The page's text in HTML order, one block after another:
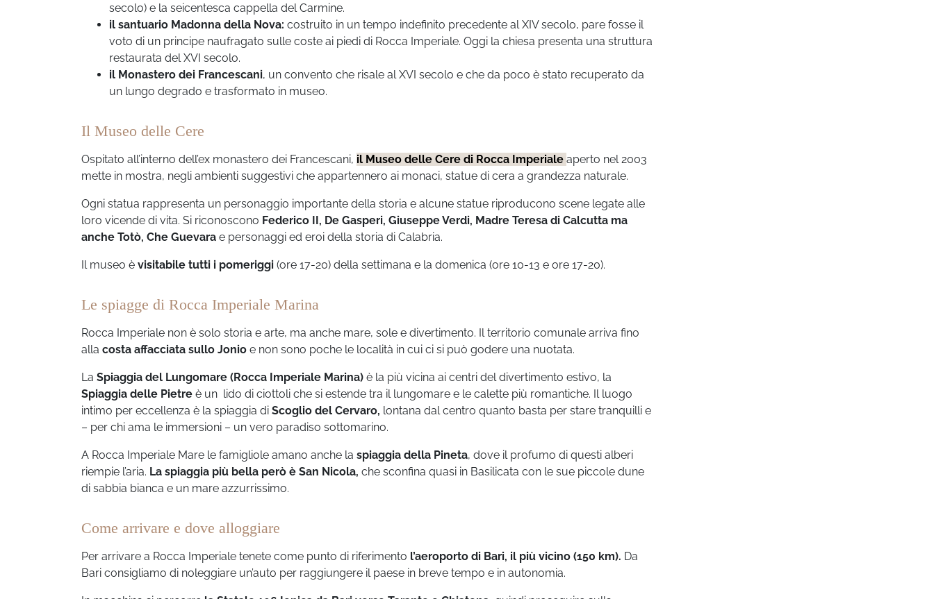
secolo) e la seicentesca cappella del Carmine.
il santuario Madonna della Nova: costruito in un tempo indefinito precedente al XIV secolo, pare fosse il
voto di un principe naufragato sulle coste ai piedi di Rocca Imperiale. Oggi la chiesa presenta una struttura
restaurata del XVI secolo.
il Monastero dei Francescani, un convento che risale al XVI secolo e che da poco è stato recuperato da
un lungo degrado e trasformato in museo.
Il Museo delle Cere
Ospitato all’interno dell’ex monastero dei Francescani, il Museo delle Cere di Rocca Imperiale aperto nel 2003
mette in mostra, negli ambienti suggestivi che appartennero ai monaci, statue di cera a grandezza naturale.
Ogni statua rappresenta un personaggio importante della storia e alcune statue riproducono scene legate alle
loro vicende di vita. Si riconoscono Federico II, De Gasperi, Giuseppe Verdi, Madre Teresa di Calcutta ma
anche Totò, Che Guevara e personaggi ed eroi della storia di Calabria.
Il museo è visitabile tutti i pomeriggi (ore 17-20) della settimana e la domenica (ore 10-13 e ore 17-20).
Le spiagge di Rocca Imperiale Marina
Rocca Imperiale non è solo storia e arte, ma anche mare, sole e divertimento. Il territorio comunale arriva fino
alla costa affacciata sullo Jonio e non sono poche le località in cui ci si può godere una nuotata.
La Spiaggia del Lungomare (Rocca Imperiale Marina) è la più vicina ai centri del divertimento estivo, la
Spiaggia delle Pietre è un lido di ciottoli che si estende tra il lungomare e le calette più romantiche. Il luogo
intimo per eccellenza è la spiaggia di Scoglio del Cervaro, lontana dal centro quanto basta per stare tranquilli e
– per chi ama le immersioni – un vero paradiso sottomarino.
A Rocca Imperiale Mare le famigliole amano anche la spiaggia della Pineta, dove il profumo di questi alberi
riempie l’aria. La spiaggia più bella però è San Nicola, che sconfina quasi in Basilicata con le sue piccole dune
di sabbia bianca e un mare azzurrissimo.
Come arrivare e dove alloggiare
Per arrivare a Rocca Imperiale tenete come punto di riferimento l’aeroporto di Bari, il più vicino (150 km). Da
Bari consigliamo di noleggiare un’auto per raggiungere il paese in breve tempo e in autonomia.